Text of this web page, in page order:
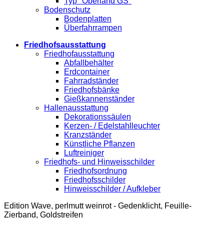
Bodenschutz
Bodenplatten
Überfahrrampen
Friedhofsausstattung
Friedhofausstattung
Abfallbehälter
Erdcontainer
Fahrradständer
Friedhofsbänke
Gießkannenständer
Hallenausstattung
Dekorationssäulen
Kerzen- / Edelstahlleuchter
Kranzständer
Künstliche Pflanzen
Luftreiniger
Friedhofs- und Hinweisschilder
Friedhofsordnung
Friedhofsschilder
Hinweisschilder / Aufkleber
Edition Wave, perlmutt weinrot - Gedenklicht, Feuille-
Zierband, Goldstreifen